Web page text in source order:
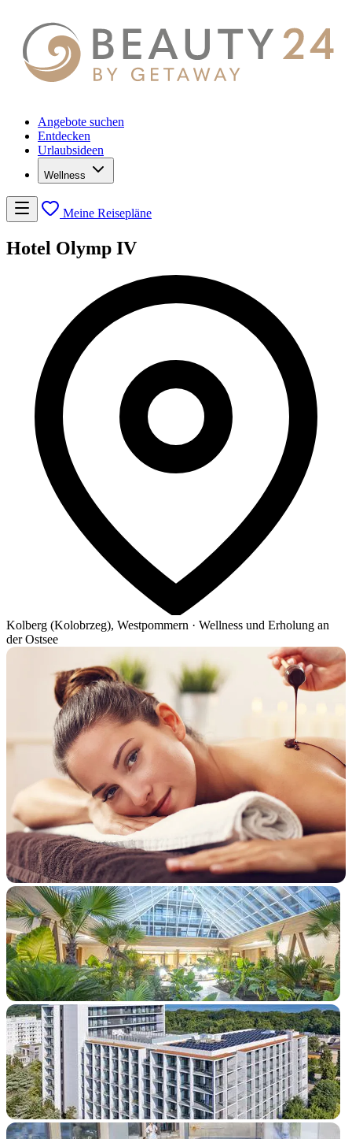
Angebote suchen
Entdecken
Urlaubsideen
Wellness
Meine Reisepläne
Hotel Olymp IV
Kolberg (Kolobrzeg), Westpommern · Wellness und Erholung an
der Ostsee